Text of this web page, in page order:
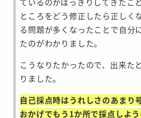
ところをどう修正したら正しく
る問題が多くなったことで自分
たのがわかりました。
こうなりたかったので、出来た
りました。
自己採点時はうれしさのあまり
おかげでもう1か所で採点しよ